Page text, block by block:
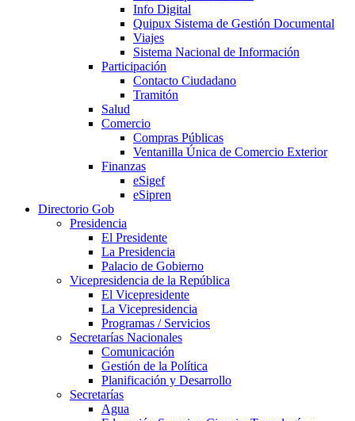
Info Digital
Quipux Sistema de Gestión Documental
Viajes
Sistema Nacional de Información
Participación
Contacto Ciudadano
Tramitón
Salud
Comercio
Compras Públicas
Ventanilla Única de Comercio Exterior
Finanzas
eSigef
eSipren
Directorio Gob
Presidencia
El Presidente
La Presidencia
Palacio de Gobierno
Vicepresidencia de la República
El Vicepresidente
La Vicepresidencia
Programas / Servicios
Secretarías Nacionales
Comunicación
Gestión de la Política
Planificación y Desarrollo
Secretarías
Agua